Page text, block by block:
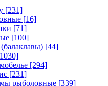
[231]
[16]
[71]
[100]
[44]
[294]
[231]
рыболовные [339]